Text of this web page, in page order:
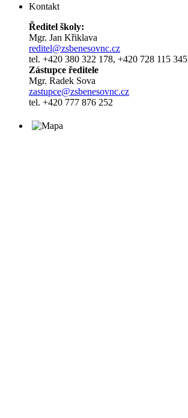
Kontakt
Ředitel školy:
Mgr. Jan Křiklava
reditel@zsbenesovnc.cz
tel. +420 380 322 178, +420 728 115 345
Zástupce ředitele
Mgr. Radek Sova
zastupce@zsbenesovnc.cz
tel. +420 777 876 252